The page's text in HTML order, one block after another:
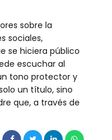
sobre la
sociales,
se hiciera público
escuchar al
tono protector y
un título, sino
que, a través de